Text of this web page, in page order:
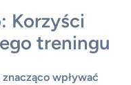
Korzyści
treningu
wpływać